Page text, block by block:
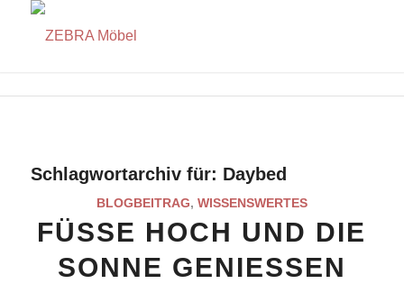
Schlagwortarchiv für: Daybed
BLOGBEITRAG, WISSENSWERTES
FÜSSE HOCH UND DIE S
ONNE GENIESSEN